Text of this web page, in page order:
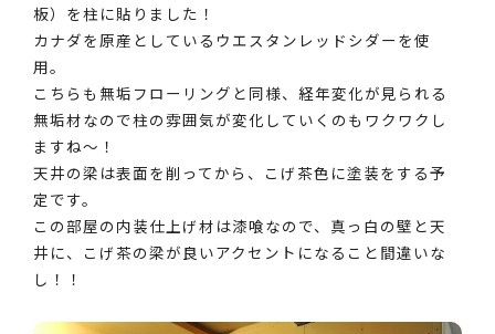
板）を柱に貼りました！
カナダを原産としているウエスタンレッドシダーを使
用。
こちらも無垢フローリングと同様、経年変化が見られる
無垢材なので柱の雰囲気が変化していくのもワクワクし
ますね～！
天井の梁は表面を削ってから、こげ茶色に塗装をする予
定です。
この部屋の内装仕上げ材は漆喰なので、真っ白の壁と天
井に、こげ茶の梁が良いアクセントになること間違いな
し！！